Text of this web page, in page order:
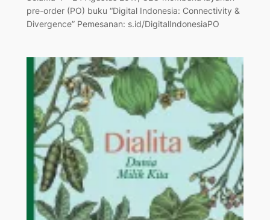
pre-order (PO) buku “Digital Indonesia: Connectivity &
Divergence” Pemesanan: s.id/DigitalIndonesiaPO